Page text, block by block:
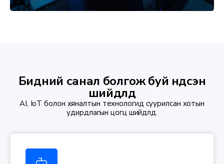
Бидний санал болгож буй үндсэн
шийдлүүд
AI, IoT болон хяналтын технологид суурилсан хотын
удирдлагын цогц шийдлүүд.